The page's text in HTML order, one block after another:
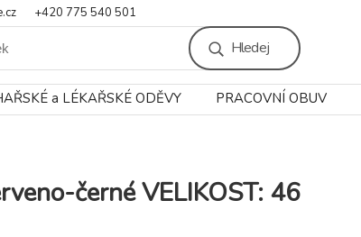
+420 775 540 501
Hledej
a LÉKAŘSKÉ ODĚVY PRACOVNÍ OBUV
černé VELIKOST: 46